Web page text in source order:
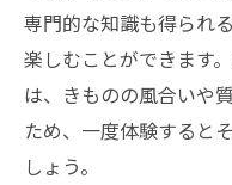
専門的な知識も得られ
楽しむことができます
は、きものの風合いや
ため、一度体験すると
しょう。